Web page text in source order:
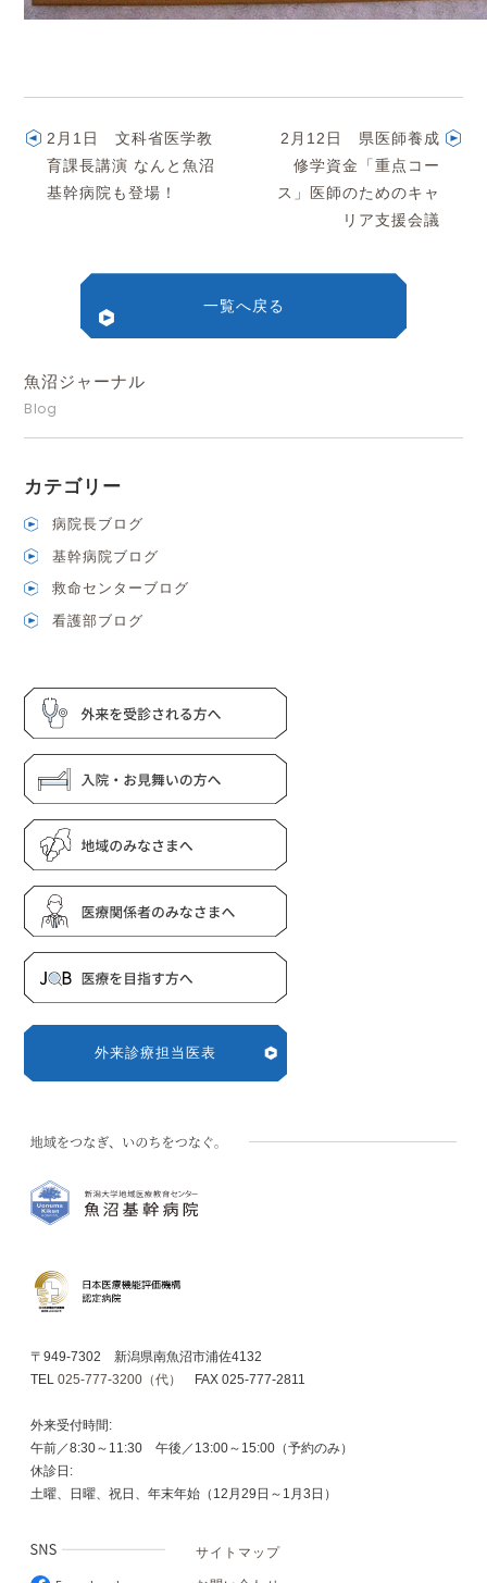
魚沼ジャーナル
Blog
カテゴリー
病院長ブログ
基幹病院ブログ
救命センターブログ
看護部ブログ
外来診療担当医表
2月1日 文科省医学教
育課長講演 なんと魚沼
基幹病院も登場！
2月12日 県医師養成
修学資金「重点コー
ス」医師のためのキャ
リア支援会議
一覧へ戻る
〒949-7302 新潟県南魚沼市浦佐4132
TEL 025-777-3200（代） FAX 025-777-2811
外来受付時間:
午前／8:30～11:30 午後／13:00～15:00（予約のみ）
休診日:
土曜、日曜、祝日、年末年始（12月29日～1月3日）
サイトマップ